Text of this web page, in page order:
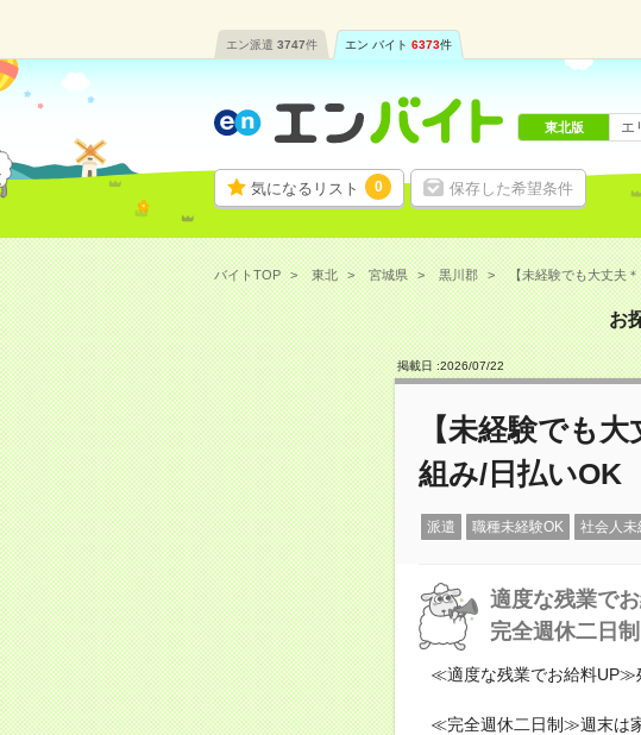
エン派遣 3747件 エン バイト 6373件
気になるリスト 0 保存した希望条件
東北版 エ
バイトTOP 東北 宮城県 黒川郡 【未経験でも大丈夫
お
掲載日 :2026/07/22
【未経験でも
組み/日払いOK
派遣 職種未経験OK 社会人未
適度な残業でお
完全週休二日制
≪適度な残業でお給料UP≫
≪完全週休二日制≫週末は